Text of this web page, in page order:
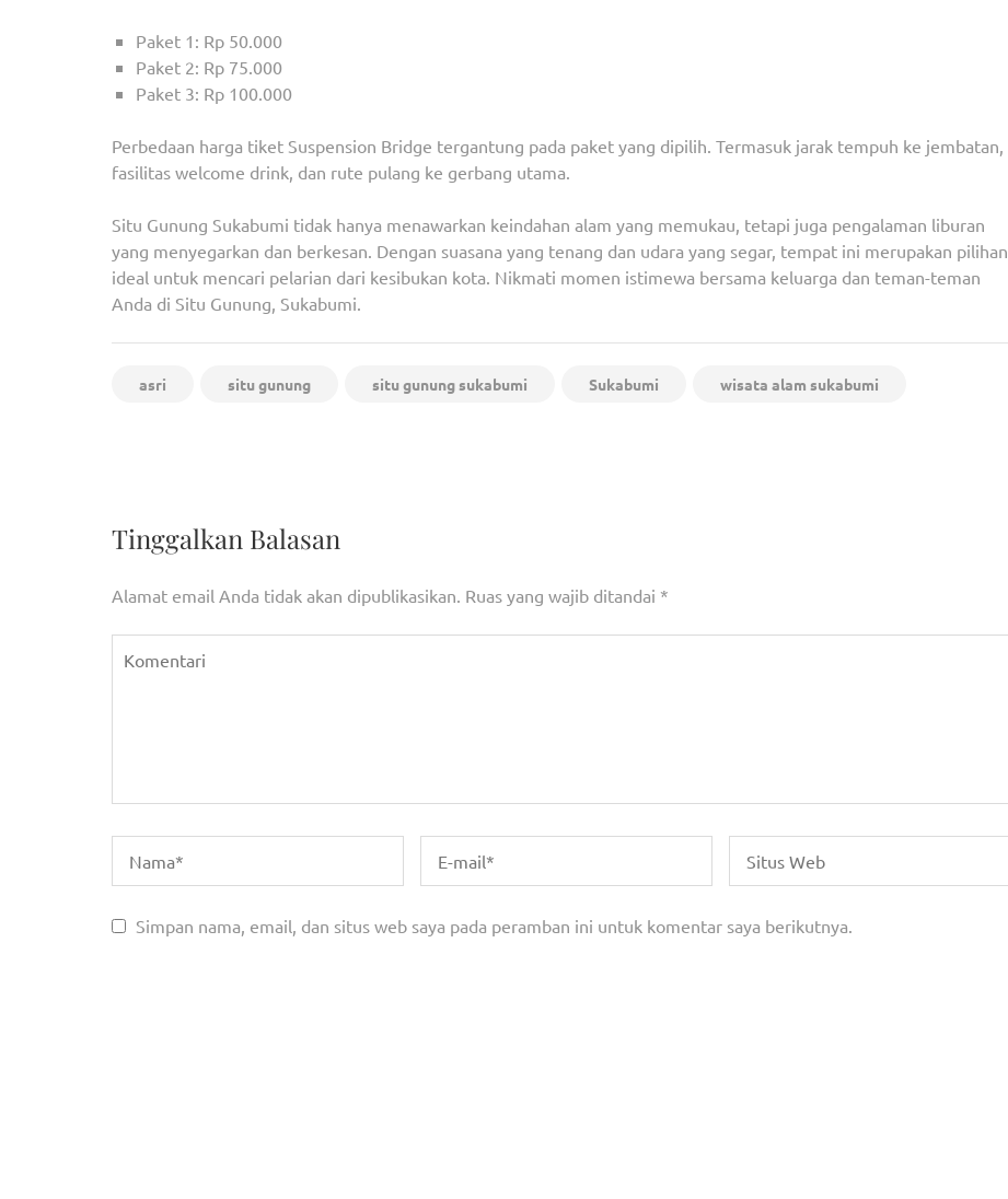
Paket 1: Rp 50.000
Paket 2: Rp 75.000
Paket 3: Rp 100.000
Perbedaan harga tiket Suspension Bridge tergantung pada paket yang dipilih. Termasuk jarak tempuh ke jembatan,
fasilitas welcome drink, dan rute pulang ke gerbang utama.
Situ Gunung Sukabumi tidak hanya menawarkan keindahan alam yang memukau, tetapi juga pengalaman liburan
yang menyegarkan dan berkesan. Dengan suasana yang tenang dan udara yang segar, tempat ini merupakan pilihan
ideal untuk mencari pelarian dari kesibukan kota. Nikmati momen istimewa bersama keluarga dan teman-teman
Anda di Situ Gunung, Sukabumi.
asri situ gunung situ gunung sukabumi Sukabumi wisata alam sukabumi
Tinggalkan Balasan
Alamat email Anda tidak akan dipublikasikan. Ruas yang wajib ditandai *
Simpan nama, email, dan situs web saya pada peramban ini untuk komentar saya berikutnya.